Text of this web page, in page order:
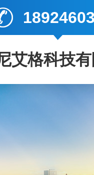
艾格科技